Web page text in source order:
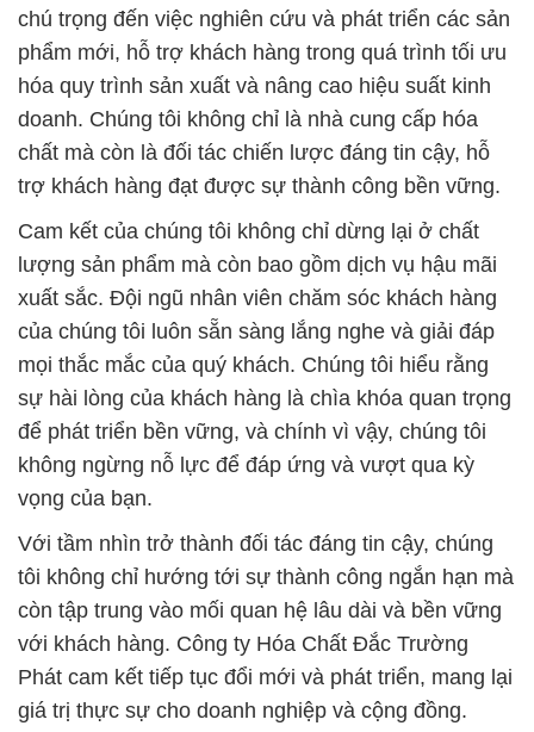
chú trọng đến việc nghiên cứu và phát triển các sản
phẩm mới, hỗ trợ khách hàng trong quá trình tối ưu
hóa quy trình sản xuất và nâng cao hiệu suất kinh
doanh. Chúng tôi không chỉ là nhà cung cấp hóa
chất mà còn là đối tác chiến lược đáng tin cậy, hỗ
trợ khách hàng đạt được sự thành công bền vững.
Cam kết của chúng tôi không chỉ dừng lại ở chất
lượng sản phẩm mà còn bao gồm dịch vụ hậu mãi
xuất sắc. Đội ngũ nhân viên chăm sóc khách hàng
của chúng tôi luôn sẵn sàng lắng nghe và giải đáp
mọi thắc mắc của quý khách. Chúng tôi hiểu rằng
sự hài lòng của khách hàng là chìa khóa quan trọng
để phát triển bền vững, và chính vì vậy, chúng tôi
không ngừng nỗ lực để đáp ứng và vượt qua kỳ
vọng của bạn.
Với tầm nhìn trở thành đối tác đáng tin cậy, chúng
tôi không chỉ hướng tới sự thành công ngắn hạn mà
còn tập trung vào mối quan hệ lâu dài và bền vững
với khách hàng. Công ty Hóa Chất Đắc Trường
Phát cam kết tiếp tục đổi mới và phát triển, mang lại
giá trị thực sự cho doanh nghiệp và cộng đồng.